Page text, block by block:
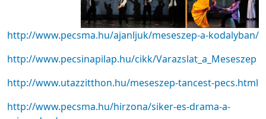
http://www.pecsma.hu/ajanljuk/meseszep-a-kodalyban/
http://www.pecsinapilap.hu/cikk/Varazslat_a_Meseszep
http://www.utazzitthon.hu/meseszep-tancest-pecs.html
http://www.pecsma.hu/hirzona/siker-es-drama-a-